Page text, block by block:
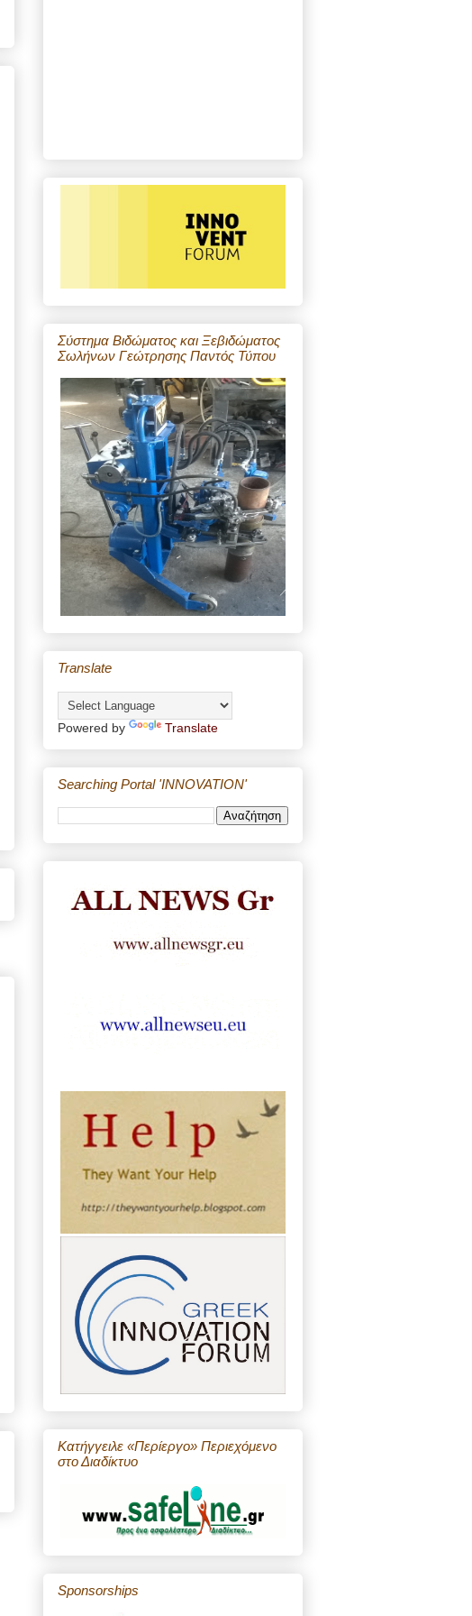
Σύστημα Βιδώματος και Ξεβιδώματος
Σωλήνων Γεώτρησης Παντός Τύπου
Translate
Powered by Translate
Searching Portal 'INNOVATION'
Κατήγγειλε «Περίεργο» Περιεχόμενο
στο Διαδίκτυο
Sponsorships